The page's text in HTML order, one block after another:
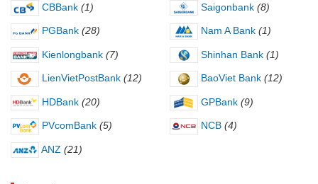
CBBank (1) Saigonbank (8)
PGBank (28) Nam A Bank (1)
Kienlongbank (7) Shinhan Bank (1)
LienVietPostBank (12) BaoViet Bank (12)
HDBank (20) GPBank (9)
PVcomBank (5) NCB (4)
ANZ (21)